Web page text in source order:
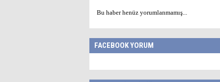
Bu haber henüz yorumlanmamış...
FACEBOOK YORUM